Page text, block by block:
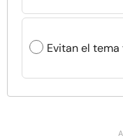
Evitan el